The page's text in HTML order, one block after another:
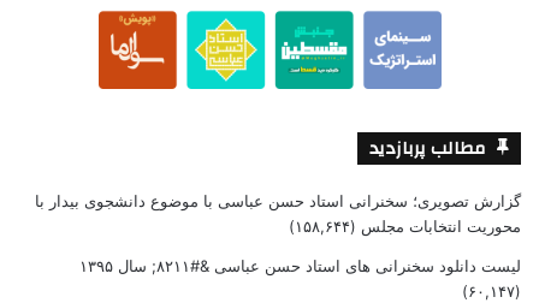
مطالب پربازدید
گزارش تصویری؛ سخنرانی استاد حسن عباسی با موضوع دانشجوی بیدار با
محوریت انتخابات مجلس (۱۵۸,۶۴۴)
لیست دانلود سخنرانی های استاد حسن عباسی &#۸۲۱۱; سال ۱۳۹۵
(۶۰,۱۴۷)